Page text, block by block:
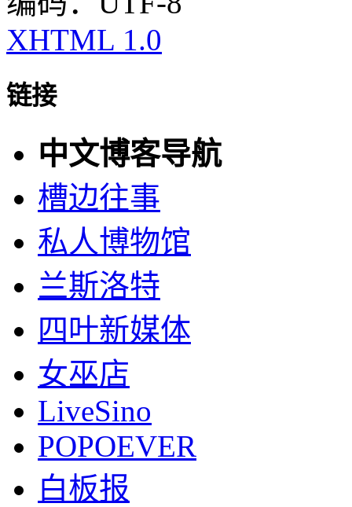
XHTML 1.0
链接
中文博客导航
槽边往事
私人博物馆
兰斯洛特
四叶新媒体
女巫店
LiveSino
POPOEVER
白板报